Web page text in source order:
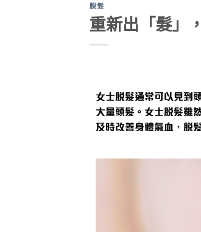
脫髮
重新出「髮」
女士脫髮通常可以見到
大量頭髮。女士脫髮雖
及時改善身體氣血，脫